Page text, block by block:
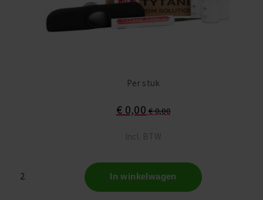
Per stuk
€ 0,00 € 0,00
Incl. BTW
In winkelwagen